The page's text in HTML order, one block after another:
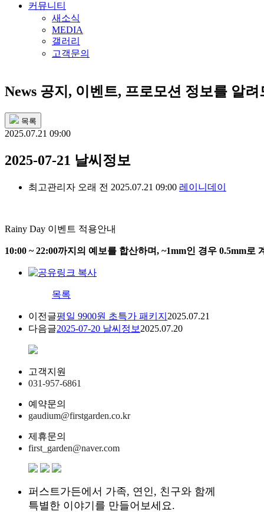
커뮤니티
새소식
MEDIA
갤러리
고객문의
News 공지, 이벤트, 프로모션 정보를 알려
목록
2025.07.21 09:00
2025-07-21 날씨정보
최고관리자 오래 전 2025.07.21 09:00 레이니데이
Rainy Day 이벤트 적용안내
10:00 ~ 22:00까지의 예보를 합산하며, ~1mm인 경우 0.5mm로
목록
이전글평일 9900원 초특가 패키지 2025.07.21
다음글2025-07-20 날씨정보 2025.07.20
고객지원
031-957-6861
예약문의
gaudium@firstgarden.co.kr
제휴문의
first_garden@naver.com
퍼스트가든에서 가족, 연인, 친구와 함께
특별한 이야기를 만들어보세요.